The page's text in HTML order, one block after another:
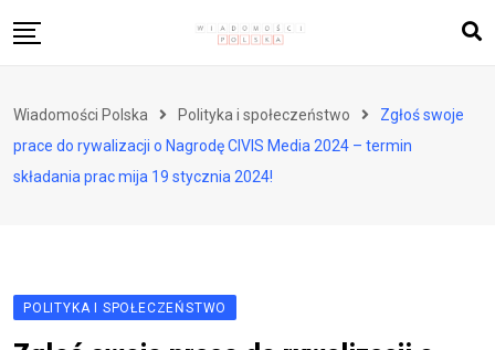
to
Zdrowie i styl życia
Polityka i społeczeństwo
Wiadomości Polska Polityka i społeczeństwo
Zgłoś swoje
prace do rywalizacji o Nagrodę CIVIS Media 2024 – termin
składania prac mija 19 stycznia 2024!
POLITYKA I SPOŁECZEŃSTWO